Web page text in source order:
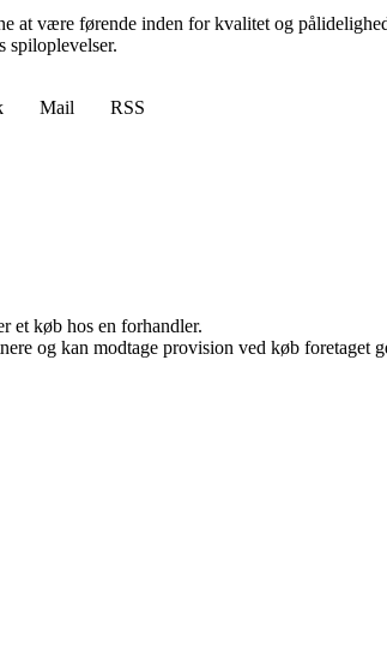
at være førende inden for kvalitet og
spiloplevelser.
Mail
RSS
et køb hos en forhandler.
og kan modtage provision ved køb foretaget